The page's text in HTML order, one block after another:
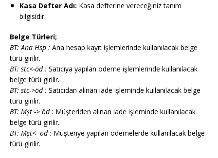
Kasa Defter Adı: Kasa defterine vereceğiniz tanım
bilgisidir.
Belge Türleri;
BT: Ana Hsp : Ana hesap kayıt işlemlerinde kullanılacak belge
türü girilir.
BT: stc<-öd : Satıcıya yapılan ödeme işlemlerinde kullanılacak
belge türü girilir.
BT: stc->öd : Satıcıdan alınan iade işleminde kullanılacak belge
türü girilir.
BT: Mşt -> öd : Müşteriden alınan iade işleminde kullanılacak
belge türü girilir.
BT: Mşt<- öd : Müşteriye yapılan ödemelerde kullanılacak belge
türü girilir.